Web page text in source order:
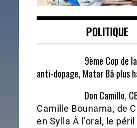
POLITIQUE
9ème Cop de
anti-dopage, Matar Bâ plus
Don Camillo,
Camille Bounama, de
en Sylla À l’oral, le